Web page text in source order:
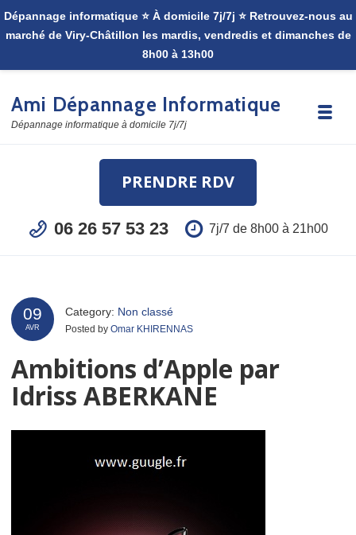
Ami Dépannage Informatique
Dépannage informatique à domicile 7j/7j
PRENDRE RDV
06 26 57 53 23 7j/7 de 8h00 à 21h00
09
AVR
Category: Non classé
Posted byOmar KHIRENNAS
Ambitions d’Apple par
Idriss ABERKANE